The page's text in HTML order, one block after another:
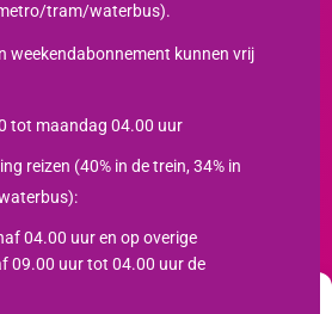
Nieuwsbrief
tram/waterbus).
weekendabonnement kunnen vrij
tot maandag 04.00 uur
reizen (40% in de trein, 34% in
04.00 uur en op overige
09.00 uur tot 04.00 uur de